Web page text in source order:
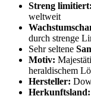
Streng limitiert:
weltweit
durch strenge
Sehr seltene
Motiv:
heraldischem
Hersteller:
Herkunftsland: